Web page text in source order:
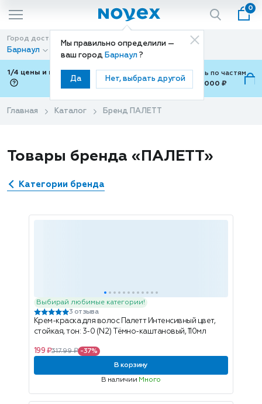
Мы правильно определили —
ваш город Барнаул ?
Да Нет, выбрать другой
0
Город доставки
Барнаул
Способ доставки
Доставка
1/4 цены и покупки ваши с Подели
Можно оплатить по частям
от 700 ₽ до 15,000 ₽
Главная Каталог Бренд ПАЛЕТТ
Товары бренда «ПАЛЕТТ»
Категории бренда
Выбирай любимые категории!
3 отзыва
Крем-краска для волос Палетт Интенсивный цвет,
стойкая, тон: 3-0 (N2) Тёмно-каштановый, 110мл
199 ₽317.99 ₽ -37%
В корзину
В наличии Много